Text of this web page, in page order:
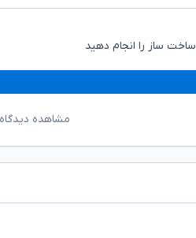
ساز را انجام دهید
مشاهده